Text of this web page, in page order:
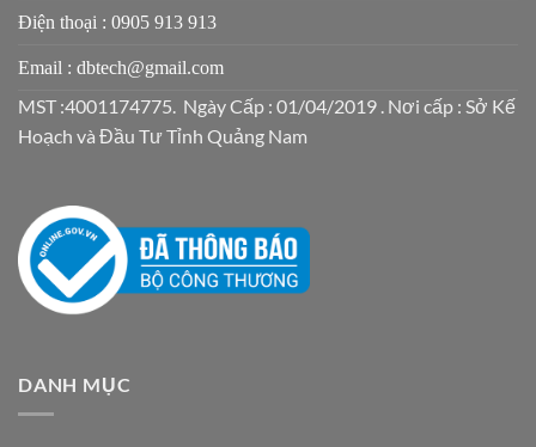
Điện thoại : 0905 913 913
Email : dbtech@gmail.com
MST :4001174775. Ngày Cấp : 01/04/2019 . Nơi cấp : Sở Kế
Hoạch và Đầu Tư Tỉnh Quảng Nam
DANH MỤC